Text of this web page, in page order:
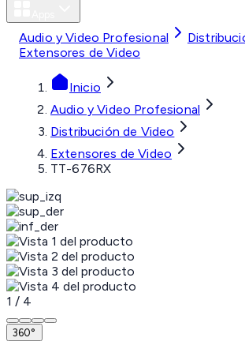
Audio y Video Profesional
Extensores de Video
Inicio
Audio y Video Profesional
Distribución de Video
Extensores de Video
TT-676RX
1 / 4
360°